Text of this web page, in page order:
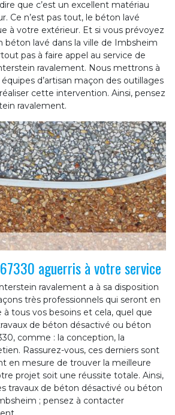
que c’est un excellent matériau
Ce n’est pas tout, le béton lavé
à votre extérieur. Et si vous prévoyez
béton lavé dans la ville de Imbsheim
pas à faire appel au service de
ravalement. Nous mettrons à
d’artisan maçon des outillages
cette intervention. Ainsi, pensez
ravalement.
aguerris à votre service
ravalement a à sa disposition
très professionnels qui seront en
tous vos besoins et cela, quel que
de béton désactivé ou béton
comme : la conception, la
Rassurez-vous, ces derniers sont
en mesure de trouver la meilleure
projet soit une réussite totale. Ainsi,
travaux de béton désactivé ou béton
; pensez à contacter